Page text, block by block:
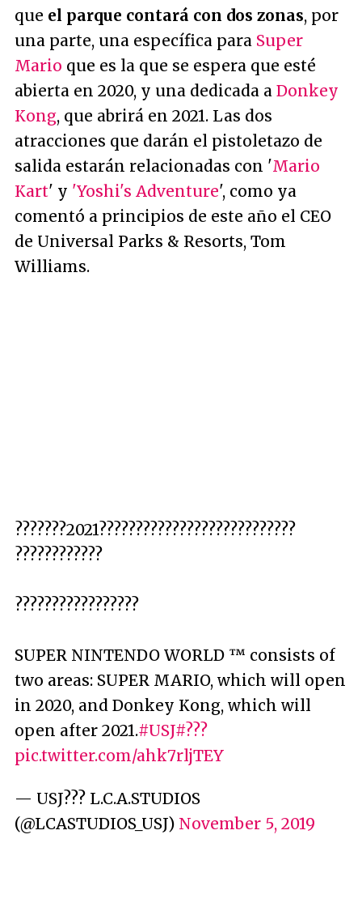
que el parque contará con dos zonas, por
una parte, una específica para Super
Mario que es la que se espera que esté
abierta en 2020, y una dedicada a Donkey
Kong, que abrirá en 2021. Las dos
atracciones que darán el pistoletazo de
salida estarán relacionadas con 'Mario
Kart' y 'Yoshi's Adventure', como ya
comentó a principios de este año el CEO
de Universal Parks & Resorts, Tom
Williams.
???????2021???????????????????????????
????????????
?????????????????
SUPER NINTENDO WORLD ™ consists of
two areas: SUPER MARIO, which will open
in 2020, and Donkey Kong, which will
open after 2021.#USJ#???
pic.twitter.com/ahk7rljTEY
— USJ??? L.C.A.STUDIOS
(@LCASTUDIOS_USJ) November 5, 2019